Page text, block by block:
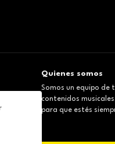
Quienes somos
Somos un equipo de
contenidos
para que estés